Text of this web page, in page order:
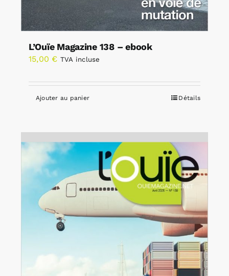
L’Ouïe Magazine 138 – ebook
15,00 € TVA incluse
Ajouter au panier Détails